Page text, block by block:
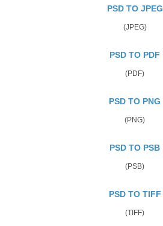
PSD TO JPEG
(JPEG)
PSD TO PDF
(PDF)
PSD TO PNG
(PNG)
PSD TO PSB
(PSB)
PSD TO TIFF
(TIFF)